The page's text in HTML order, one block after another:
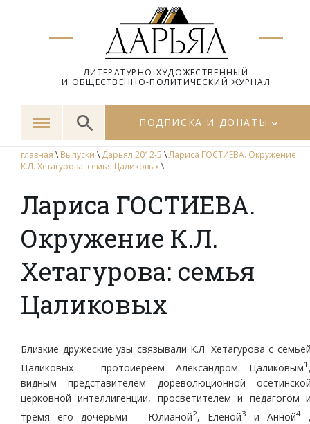
ЛИТЕРАТУРНО-ХУДОЖЕСТВЕННЫЙ
И ОБЩЕСТВЕННО-ПОЛИТИЧЕСКИЙ ЖУРНАЛ
ПОДПИСКА И ДОНАТЫ
главная \ Выпуски \ Дарьял 2012-5 \Лариса ГОСТИЕВА. Окружение
К.Л. Хетагурова: семья Цаликовых\
Лариса ГОСТИЕВА.
Окружение К.Л.
Хетагурова: семья
Цаликовых
Близкие дружеские узы связывали К.Л. Хетагурова с
Цаликовых – протоиереем Александром Цаликовым1
видным представителем дореволюционной
церковной интеллигенции, просветителем и педагогом
тремя его дочерьми – Юлианой2, Еленой3 и Анной4